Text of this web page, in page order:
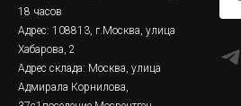
18 часов
Адрес: 108813, г.Москва, улица
Хабарова, 2
Адрес склада: Москва, улица
Адмирала Корнилова,